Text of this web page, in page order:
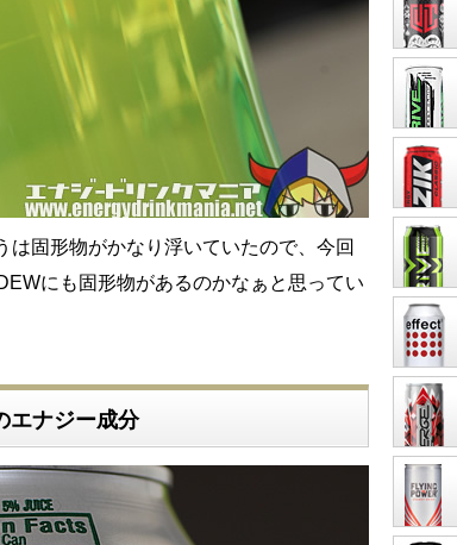
は固形物がかなり浮いていたので、今回
にも固形物があるのかなぁと思ってい
エナジー成分